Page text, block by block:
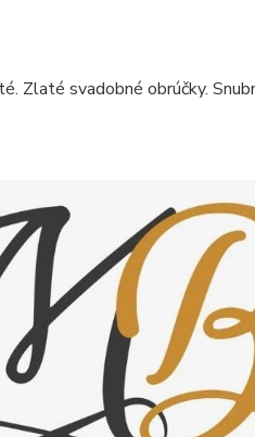
Zlaté svadobné obrúčky.